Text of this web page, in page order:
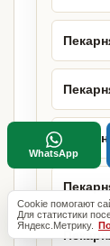
Cookie помогают
Для статистики
Яндекс.Метрику.
WhatsApp